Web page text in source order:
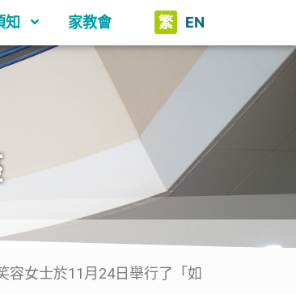
知 家教會 繁 EN
女士於11月24日舉行了「如